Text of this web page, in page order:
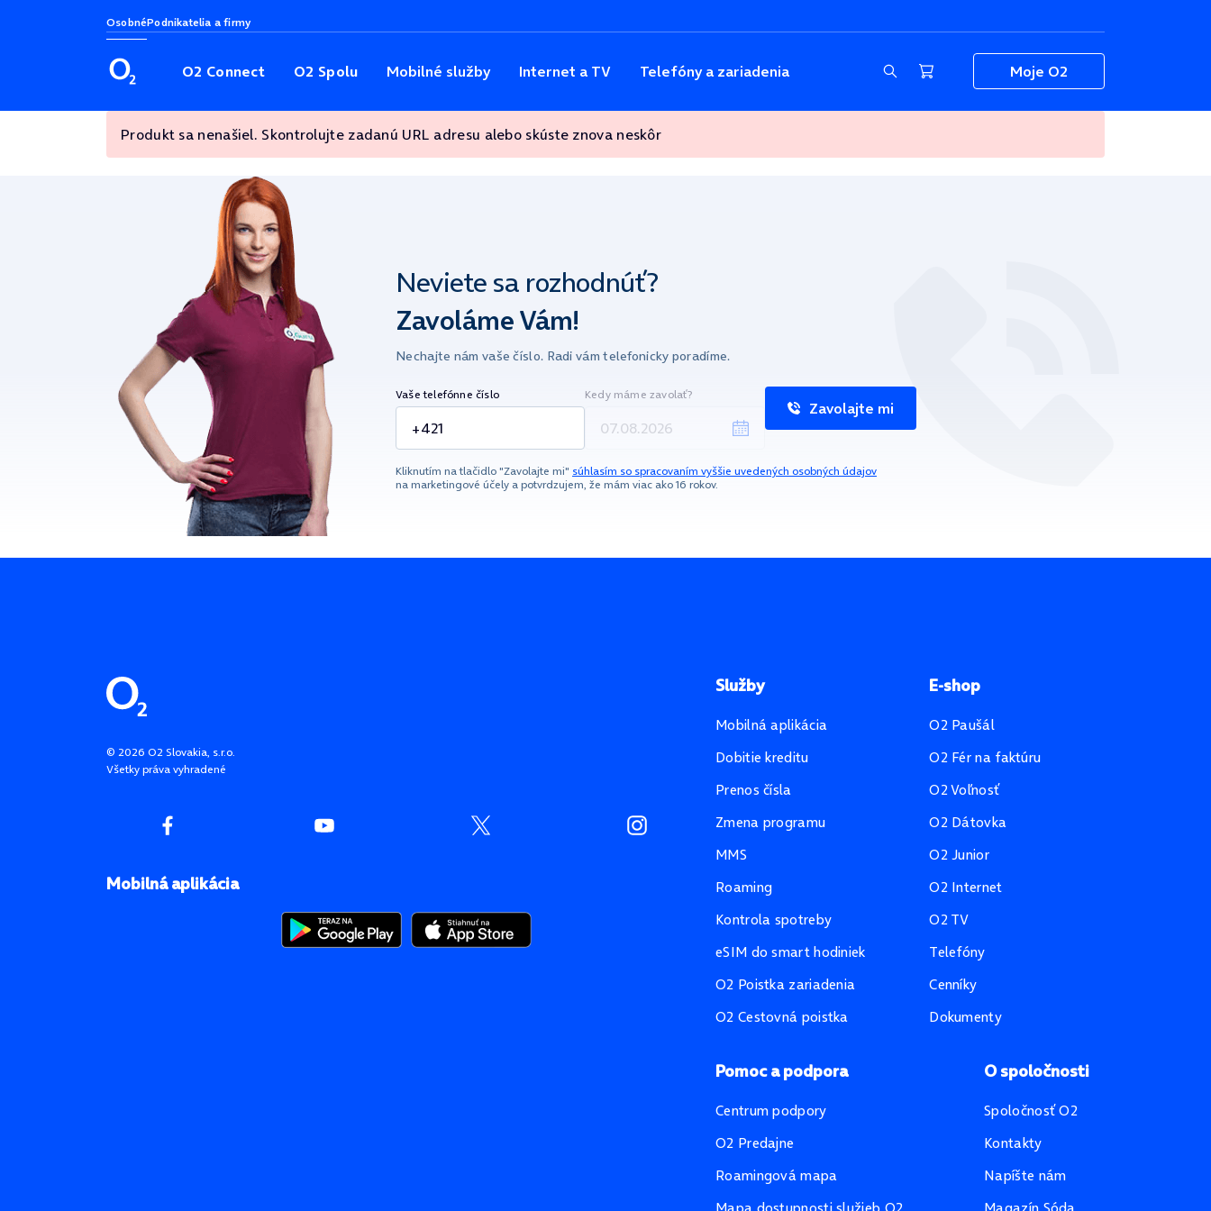
OsobnéPodnikatelia a firmy
O2 Connect O2 Spolu Mobilné služby Internet a TV Telefóny a zariadenia Moje O2
Produkt sa nenašiel. Skontrolujte zadanú URL adresu alebo skúste znova neskôr
Neviete sa rozhodnúť?
Zavoláme Vám!
Nechajte nám vaše číslo. Radi vám telefonicky poradíme.
Vaše telefónne číslo Kedy máme zavolať?
Zavolajte mi
Kliknutím na tlačidlo "Zavolajte mi" súhlasím so spracovaním vyššie uvedených osobných údajov
na marketingové účely a potvrdzujem, že mám viac ako 16 rokov.
Pätička stránky
© 2026 O2 Slovakia, s.r.o.
Všetky práva vyhradené
Mobilná aplikácia
Služby
Mobilná aplikácia
Dobitie kreditu
Prenos čísla
Zmena programu
MMS
Roaming
Kontrola spotreby
eSIM do smart hodiniek
O2 Poistka zariadenia
O2 Cestovná poistka
E-shop
O2 Paušál
O2 Fér na faktúru
O2 Voľnosť
O2 Dátovka
O2 Junior
O2 Internet
O2 TV
Telefóny
Cenníky
Dokumenty
Pomoc a podpora
Centrum podpory
O2 Predajne
Roamingová mapa
O spoločnosti
Spoločnosť O2
Kontakty
Napíšte nám